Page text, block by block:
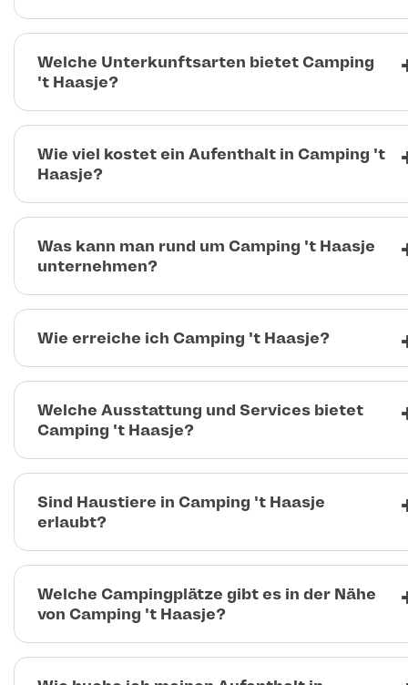
Welche Unterkunftsarten bietet Camping
't Haasje?
Wie viel kostet ein Aufenthalt in Camping 't
Haasje?
Was kann man rund um Camping 't Haasje
unternehmen?
Wie erreiche ich Camping 't Haasje?
Welche Ausstattung und Services bietet
Camping 't Haasje?
Sind Haustiere in Camping 't Haasje
erlaubt?
Welche Campingplätze gibt es in der Nähe
von Camping 't Haasje?